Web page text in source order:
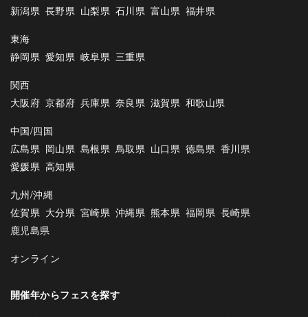
新潟県 長野県 山梨県 石川県 富山県 福井県
東海
静岡県 愛知県 岐阜県 三重県
関西
大阪府 京都府 兵庫県 奈良県 滋賀県 和歌山県
中国/四国
広島県 岡山県 島根県 鳥取県 山口県 徳島県 香川県
愛媛県 高知県
九州/沖縄
佐賀県 大分県 宮崎県 沖縄県 熊本県 福岡県 長崎県
鹿児島県
オンライン
開催年からフェスを探す